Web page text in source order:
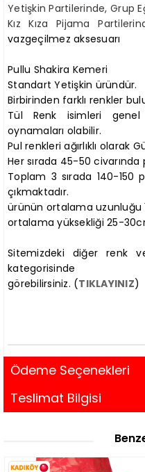
Yetişkin Partilerinde, Grup
Kız Kıza Pijama
vazgeçilmez aksesuarı
Pullu Shakira Kemeri
Standart Yetişkin üründür.
Birbirinden farklı renkler
Tül Renk isimleri
oynamaları olabilir.
Pul renkleri ağırlıklı olarak
Her sırada 45-50
Toplam 3 sırada 140-
çıkmaktadır.
ürünün ortalama uzunluğu
ortalama yüksekliği 25-
Sitemizdeki diğer renk
kategorisinde
görebilirsiniz. (TIKLAYINIZ)
Ödeme Seçenekleri
Teslimat Bilgisi